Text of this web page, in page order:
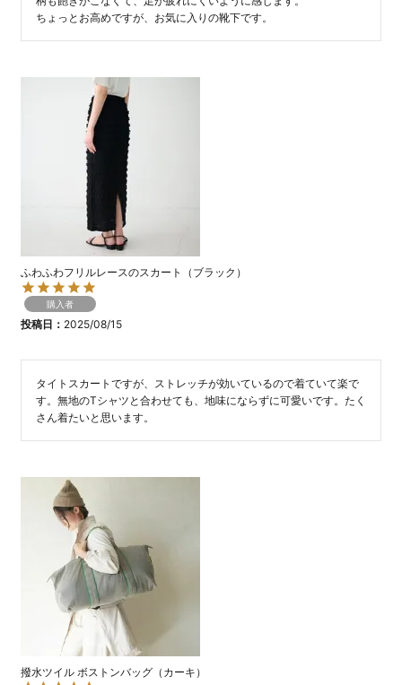
ちょっとお高めですが、お気に入りの靴下です。
ふわふわフリルレースのスカート（ブラック）
購入者
投稿日 2025/08/15
タイトスカートですが、ストレッチが効いているので着ていて楽で
す。無地のTシャツと合わせても、地味にならずに可愛いです。たく
さん着たいと思います。
撥水ツイル ボストンバッグ（カーキ）